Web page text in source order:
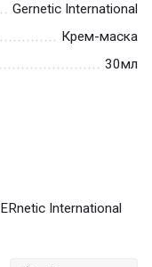
Gernetic International
Крем-маска
30мл
International